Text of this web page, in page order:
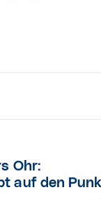
Ohr:
auf den